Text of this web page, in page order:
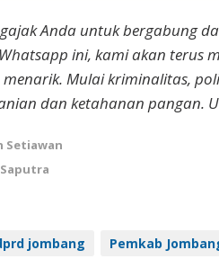
Anda untuk bergabung
ini, kami akan terus
Mulai kriminalitas,
dan ketahanan pangan.
Setiawan
jombang Pemkab